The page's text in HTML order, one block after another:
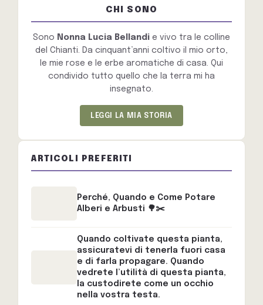
CHI SONO
Sono Nonna Lucia Bellandi e vivo tra le colline
del Chianti. Da cinquant’anni coltivo il mio orto,
le mie rose e le erbe aromatiche di casa. Qui
condivido tutto quello che la terra mi ha
insegnato.
LEGGI LA MIA STORIA
ARTICOLI PREFERITI
Perché, Quando e Come Potare
Alberi e Arbusti 🌳✂️
Quando coltivate questa pianta,
assicuratevi di tenerla fuori casa
e di farla propagare. Quando
vedrete l’utilità di questa pianta,
la custodirete come un occhio
nella vostra testa.